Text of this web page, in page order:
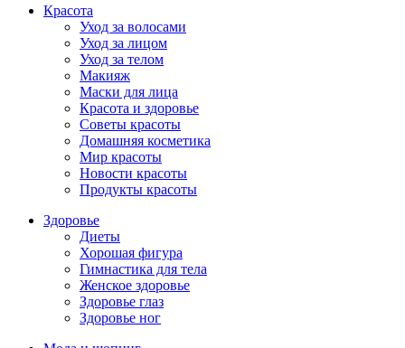
Красота
Уход за волосами
Уход за лицом
Уход за телом
Макияж
Маски для лица
Красота и здоровье
Советы красоты
Домашняя косметика
Мир красоты
Новости красоты
Продукты красоты
Здоровье
Диеты
Хорошая фигура
Гимнастика для тела
Женское здоровье
Здоровье глаз
Здоровье ног